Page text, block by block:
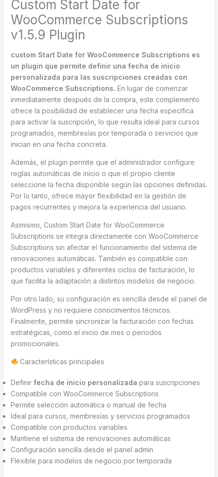
Custom Start Date for
WooCommerce Subscriptions
v1.5.9 Plugin
custom Start Date for WooCommerce Subscriptions es
un plugin que permite definir una fecha de inicio
personalizada para las suscripciones creadas con
WooCommerce Subscriptions. En lugar de comenzar
inmediatamente después de la compra, este complemento
ofrece la posibilidad de establecer una fecha específica
para activar la suscripción, lo que resulta ideal para cursos
programados, membresías por temporada o servicios que
inician en una fecha concreta.
Además, el plugin permite que el administrador configure
reglas automáticas de inicio o que el propio cliente
seleccione la fecha disponible según las opciones definidas.
Por lo tanto, ofrece mayor flexibilidad en la gestión de
pagos recurrentes y mejora la experiencia del usuario.
Asimismo, Custom Start Date for WooCommerce
Subscriptions se integra directamente con WooCommerce
Subscriptions sin afectar el funcionamiento del sistema de
renovaciones automáticas. También es compatible con
productos variables y diferentes ciclos de facturación, lo
que facilita la adaptación a distintos modelos de negocio.
Por otro lado, su configuración es sencilla desde el panel de
WordPress y no requiere conocimientos técnicos.
Finalmente, permite sincronizar la facturación con fechas
estratégicas, como el inicio de mes o periodos
promocionales.
Características principales
Definir fecha de inicio personalizada para suscripciones
Compatible con WooCommerce Subscriptions
Permite selección automática o manual de fecha
Ideal para cursos, membresías y servicios programados
Compatible con productos variables
Mantiene el sistema de renovaciones automáticas
Configuración sencilla desde el panel admin
Flexible para modelos de negocio por temporada